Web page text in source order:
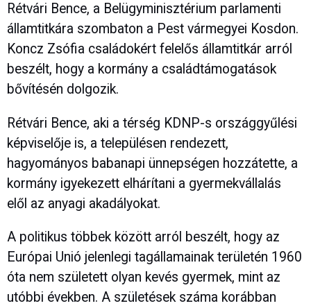
Rétvári Bence, a Belügyminisztérium parlamenti
államtitkára szombaton a Pest vármegyei Kosdon.
Koncz Zsófia családokért felelős államtitkár arról
beszélt, hogy a kormány a családtámogatások
bővítésén dolgozik.
Rétvári Bence, aki a térség KDNP-s országgyűlési
képviselője is, a településen rendezett,
hagyományos babanapi ünnepségen hozzátette, a
kormány igyekezett elhárítani a gyermekvállalás
elől az anyagi akadályokat.
A politikus többek között arról beszélt, hogy az
Európai Unió jelenlegi tagállamainak területén 1960
óta nem született olyan kevés gyermek, mint az
utóbbi években. A születések száma korábban